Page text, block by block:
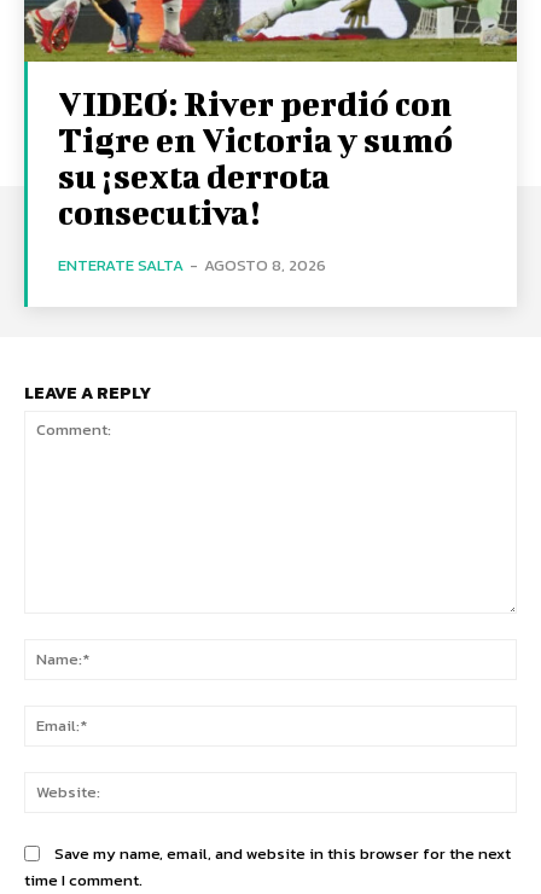
VIDEO: River perdió con
Tigre en Victoria y sumó
su ¡sexta derrota
consecutiva!
ENTERATE SALTA - AGOSTO 8, 2026
LEAVE A REPLY
Save my name, email, and website in this browser for the next
time I comment.